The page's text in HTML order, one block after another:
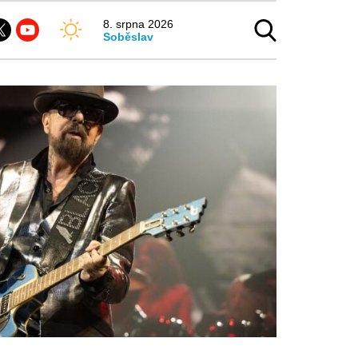
8. srpna 2026
Soběslav